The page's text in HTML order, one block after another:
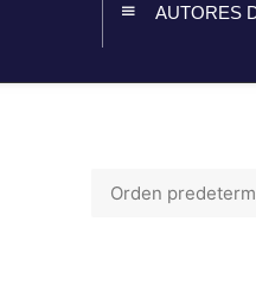
AUTORES